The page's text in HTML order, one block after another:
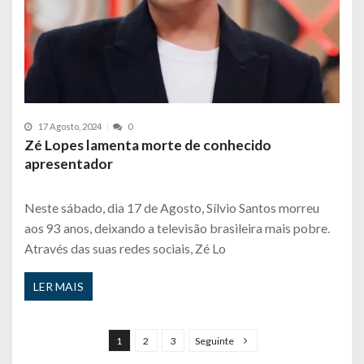
17 Agosto, 2024 0
Zé Lopes lamenta morte de conhecido
apresentador
Neste sábado, dia 17 de Agosto, Sílvio Santos morreu
aos 93 anos, deixando a televisão brasileira mais pobre.
Através das suas redes sociais, Zé Lo
LER MAIS
1 2 3 Seguinte